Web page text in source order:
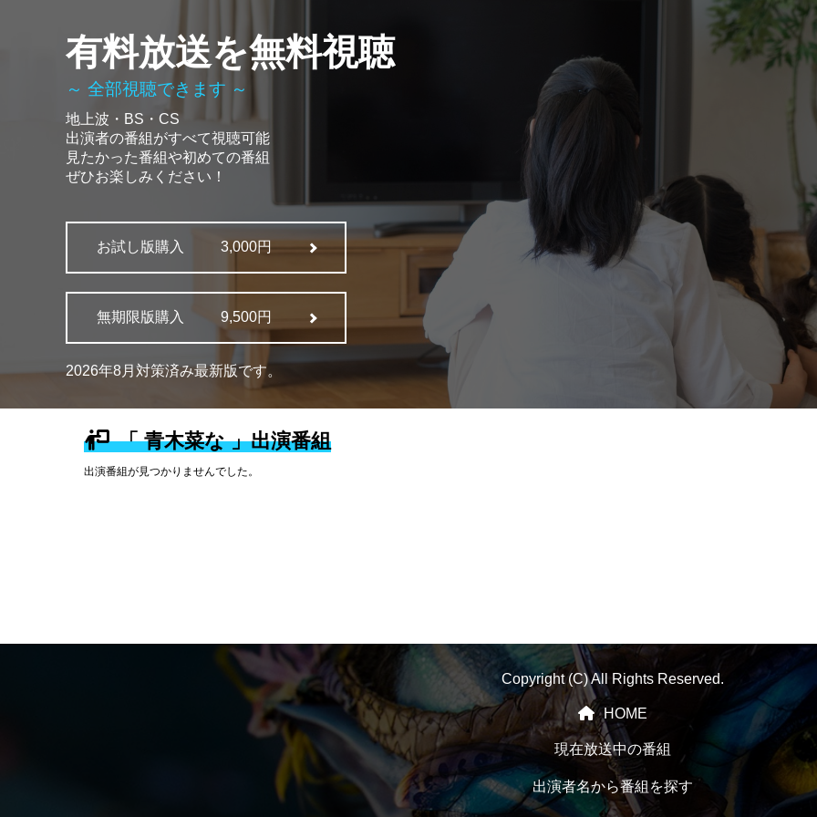
有料放送を無料視聴
～ 全部視聴できます ～
地上波・BS・CS
出演者の番組がすべて視聴可能
見たかった番組や初めての番組
ぜひお楽しみください！
お試し版購入 3,000円
無期限版購入 9,500円
2026年8月対策済み最新版です。
「 青木菜な 」出演番組
出演番組が見つかりませんでした。
Copyright (C) All Rights Reserved.
HOME
現在放送中の番組
出演者名から番組を探す